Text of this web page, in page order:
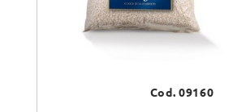
Cod. 09160